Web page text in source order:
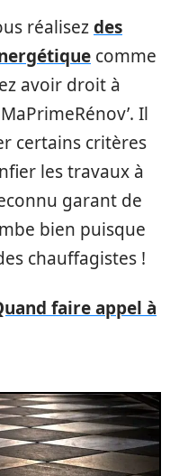
réalisezdes
comme
avoir droit à
Il
certains critères
les travaux à
garant de
bien puisque
chauffagistes !
faire appel à